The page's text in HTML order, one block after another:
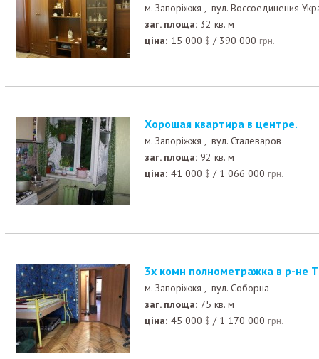
м. Запоріжжя , вул. Воссоединения
заг. площа: 32 кв. м
ціна: 15 000 $ / 390 000 грн.
Хорошая квартира в центре.
м. Запоріжжя , вул. Сталеваров
заг. площа: 92 кв. м
ціна: 41 000 $ / 1 066 000 грн.
3х комн полнометражка в р-не
м. Запоріжжя , вул. Соборна
заг. площа: 75 кв. м
ціна: 45 000 $ / 1 170 000 грн.